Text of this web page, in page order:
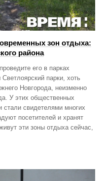
зон отдыха:
района
его в парках
парки, хоть
Новгорода, неизменно
У этих общественных
стали свидетелями многих
посетителей и хранят
эти зоны отдыха сейчас,